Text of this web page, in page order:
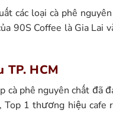
các loại cà phê
90S Coffee là Gia Lai
TP. HCM
cà phê nguyên chất
1 thương hiệu